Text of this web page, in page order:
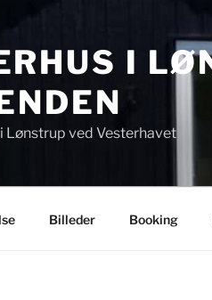
I
Lønstrup ved Vesterhavet
Billeder Booking